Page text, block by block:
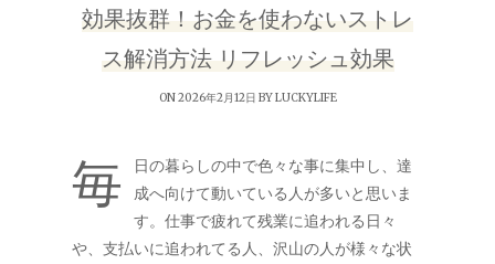
効果抜群！お金を使わないストレ
ス解消方法 リフレッシュ効果
ON 2026年2月12日 BYLUCKYLIFE
毎
日の暮らしの中で色々な事に集中し、達
成へ向けて動いている人が多いと思いま
す。仕事で疲れて残業に追われる日々
や、支払いに追われてる人、沢山の人が様々な状